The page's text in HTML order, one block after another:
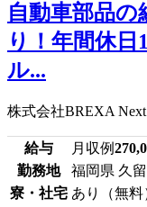
自動車部品の
り！年間休
ル...
株式会社BREXA Next
給与 月収例
勤務地
福岡県 久
寮・社宅 あり（無料